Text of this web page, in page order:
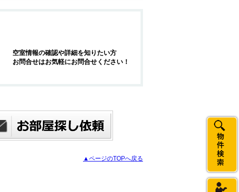
空室情報の確認や詳細を知りたい方
お問合せはお気軽にお問合せください！
▲ページのTOPへ戻る